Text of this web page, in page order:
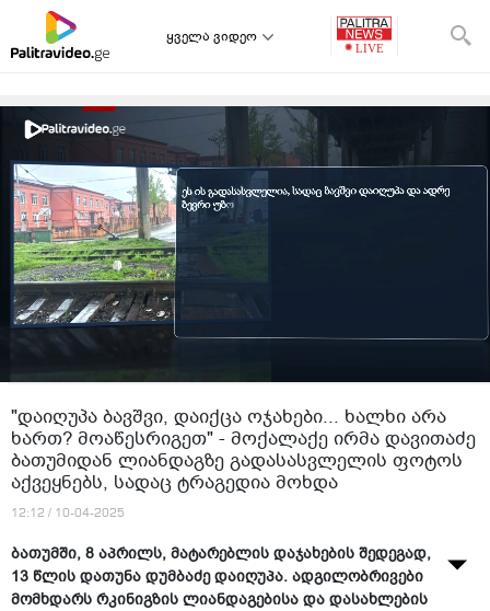
ყველა ვიდეო
"დაიღუპა ბავშვი, დაიქცა ოჯახები... ხალხი არა
ხართ? მოაწესრიგეთ" - მოქალაქე ირმა დავითაძე
ბათუმიდან ლიანდაგზე გადასასვლელის ფოტოს
აქვეყნებს, სადაც ტრაგედია მოხდა
12:12 / 10-04-2025
ბათუმში, 8 აპრილს, მატარებლის დაჯახების შედეგად,
13 წლის დათუნა დუმბაძე დაიღუპა. ადგილობრივები
მომხდარს რკინიგზის ლიანდაგებისა და დასახლების